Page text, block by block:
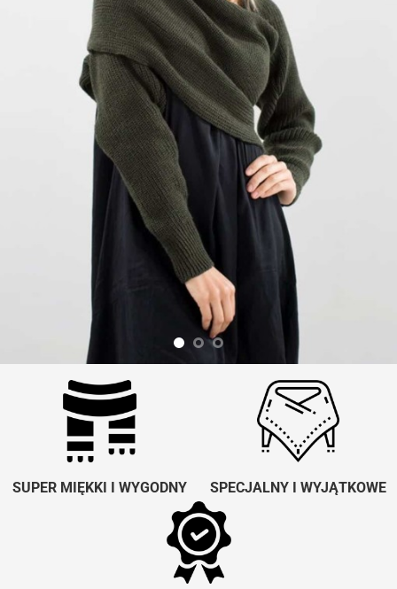
SUPER MIĘKKI I WYGODNY SPECJALNY I WYJĄTKOWE